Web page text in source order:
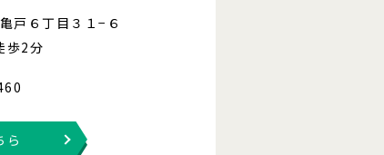
戸６丁目３１−６
歩2分
ら